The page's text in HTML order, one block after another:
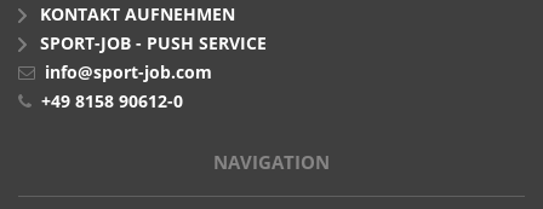
KONTAKT AUFNEHMEN
SPORT-JOB - PUSH SERVICE
info@sport-job.com
+49 8158 90612-0
NAVIGATION